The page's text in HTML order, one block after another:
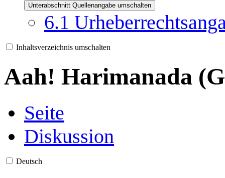
Unterabschnitt Quellenangabe umschalten
6.1
Inhaltsverzeichnis umschalten
Aah! Harimanada
Seite
Diskussion
Deutsch